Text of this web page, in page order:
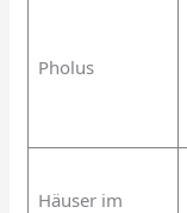
Pholus
Häuser im